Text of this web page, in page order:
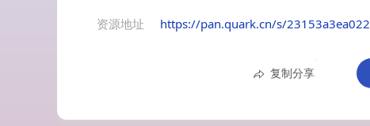
资源地址
https://pan.quark.cn/s/23153a3ea022
复制分享